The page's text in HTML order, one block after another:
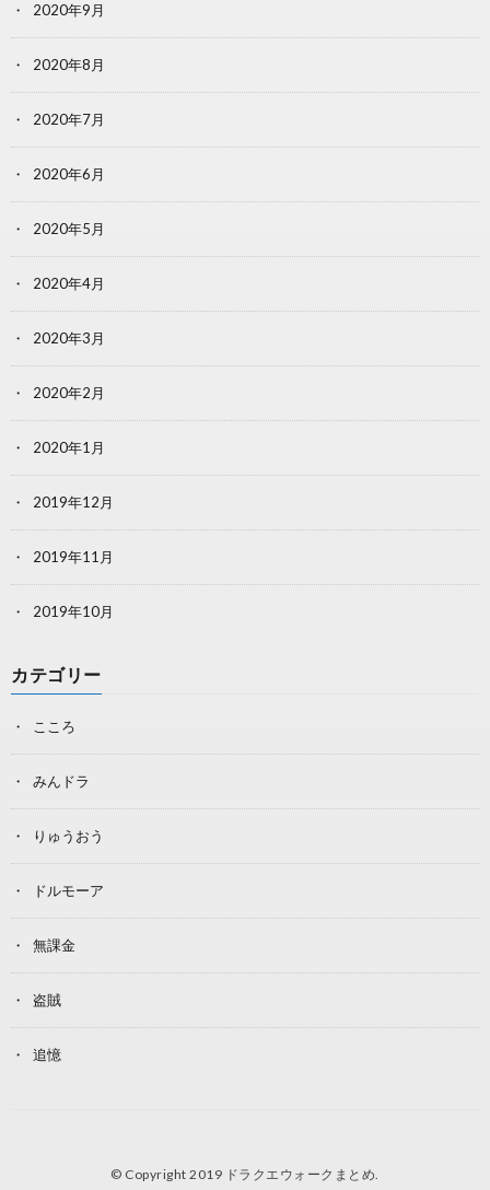
2020年9月
2020年8月
2020年7月
2020年6月
2020年5月
2020年4月
2020年3月
2020年2月
2020年1月
2019年12月
2019年11月
2019年10月
カテゴリー
こころ
みんドラ
りゅうおう
ドルモーア
無課金
盗賊
追憶
© Copyright 2019 ドラクエウォークまとめ.